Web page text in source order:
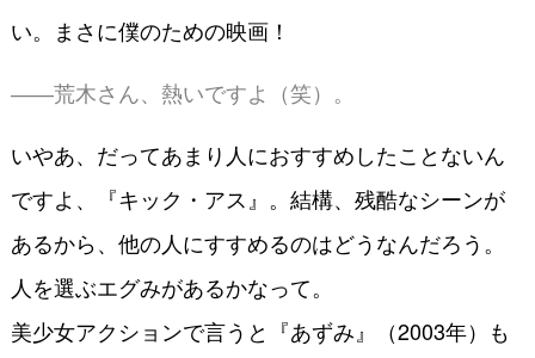
い。まさに僕のための映画！
――荒木さん、熱いですよ（笑）。
いやあ、だってあまり人におすすめしたことないん
ですよ、『キック・アス』。結構、残酷なシーンが
あるから、他の人にすすめるのはどうなんだろう。
人を選ぶエグみがあるかなって。
美少女アクションで言うと『あずみ』（2003年）も